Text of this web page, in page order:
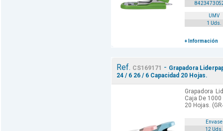
UMV
1 Uds.
+ Información
Ref. CS169171 - Grapadora
24 / 6 26 / 6 Capacidad 20 Hojas.
Grapadora
Caja De
20 Hojas.
Envase
12 Uds.